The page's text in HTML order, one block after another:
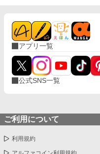
アプリ一覧
公式SNS一覧
ご利用について
利用規約